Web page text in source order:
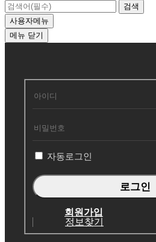
검색
사용자메뉴
메뉴 닫기
회
원
그
인
자동로그인
회원가입
정보찾기